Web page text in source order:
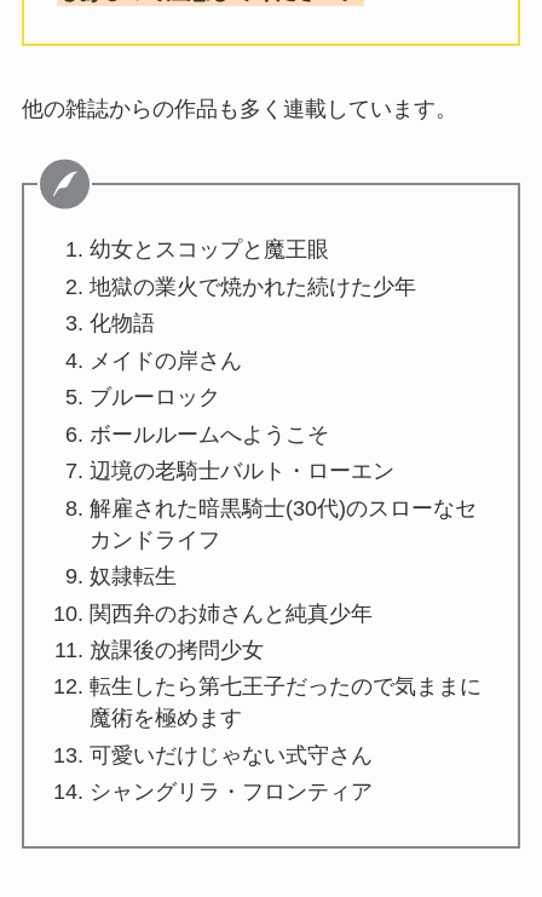
他の雑誌からの作品も多く連載しています。
幼女とスコップと魔王眼
地獄の業火で焼かれた続けた少年
化物語
メイドの岸さん
ブルーロック
ボールルームへようこそ
辺境の老騎士バルト・ローエン
解雇された暗黒騎士(30代)のスローなセ
カンドライフ
奴隷転生
関西弁のお姉さんと純真少年
放課後の拷問少女
転生したら第七王子だったので気ままに
魔術を極めます
可愛いだけじゃない式守さん
シャングリラ・フロンティア